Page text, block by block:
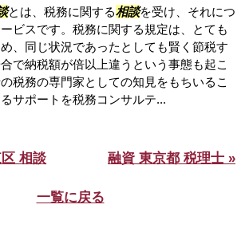
とは、税務に関する相談を受け、それにつ
ビスです。税務に関する規定は、とても
、同じ状況であったとしても賢く節税す
で納税額が倍以上違うという事態も起こ
税務の専門家としての知見をもちいるこ
サポートを税務コンサルテ...
相談 融資 東京都 税理士 »
一覧に戻る